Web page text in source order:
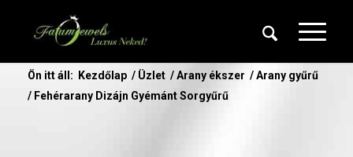
Ön itt áll: Kezdőlap / Üzlet / Arany ékszer / Arany gyűrű
/ Fehérarany Dizájn Gyémánt Sorgyűrű